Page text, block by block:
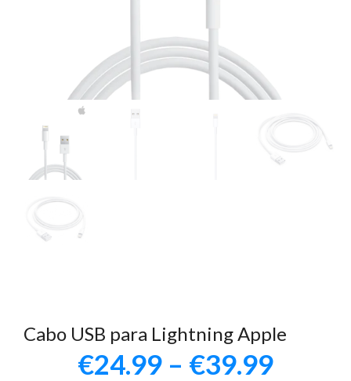
Cabo USB para Lightning Apple
€24.99 – €39.99